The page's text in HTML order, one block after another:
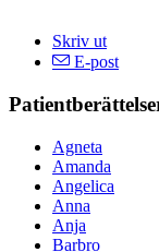
Skriv ut
E-post
Agneta
Amanda
Angelica
Anna
Anja
Barbro